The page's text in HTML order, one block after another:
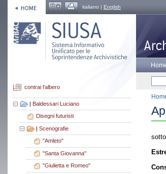
italiano | English
contrai l'albero
| Baldessari Luciano
Disegni futuristi
| Scenografie
"Amleto"
"Santa Giovanna"
"Giulietta e Romeo"